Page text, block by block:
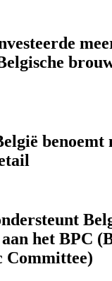
benoemt
het BPC
Committee)